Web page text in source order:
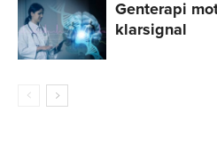
Genterapi
klarsignal